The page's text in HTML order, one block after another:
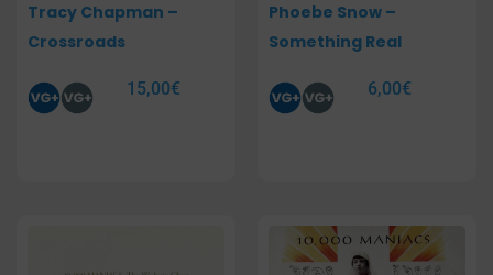
Tracy Chapman –
Crossroads
15,00€
Phoebe Snow –
Something Real
6,00€